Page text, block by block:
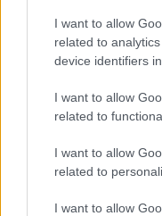
I want to allow
related to
device identifiers
I want to allow
related to
I want to allow
related to
I want to allow
ΕΛΛΑΔΑ10·08·2026 00:07
για λίγο το
πέντε θαλασσών»